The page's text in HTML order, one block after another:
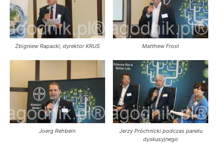
Zbigniew Rapacki, dyrektor KRUS Matthew Frost
Joerg Rehbein
Jerzy Próchnicki podczas panelu
dyskusyjnego